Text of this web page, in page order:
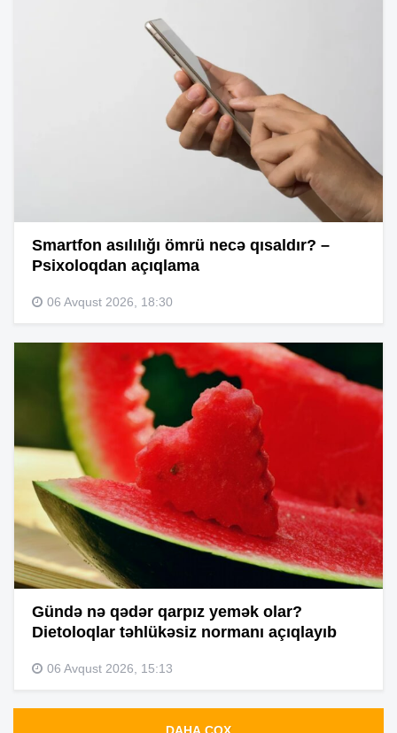
Smartfon asılılığı ömrü necə qısaldır? –
Psixoloqdan açıqlama
06 Avqust 2026, 18:30
Gündə nə qədər qarpız yemək olar?
Dietoloqlar təhlükəsiz normanı açıqlayıb
06 Avqust 2026, 15:13